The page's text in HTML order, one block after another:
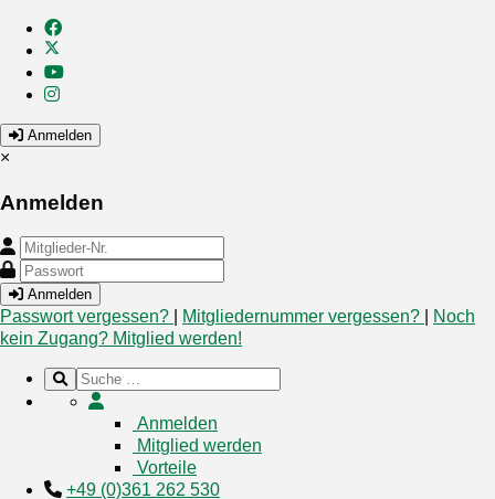
Anmelden
×
Anmelden
Anmelden
Passwort vergessen? Mitgliedernummer vergessen?
Noch
kein Zugang? Mitglied werden!
Anmelden
Mitglied werden
Vorteile
+49 (0)361 262 530